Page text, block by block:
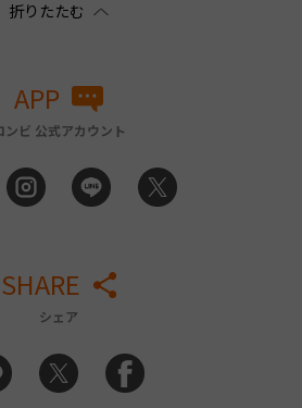
APP
ンビ 公式アカウント
SHARE
シェア